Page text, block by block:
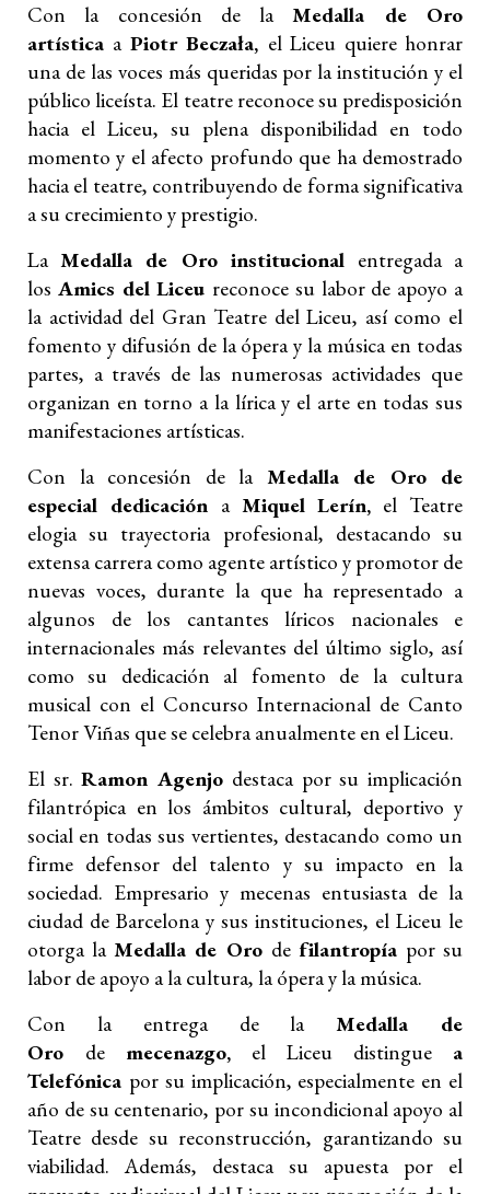
Con la concesión de laMedalla de Oro
artística a Piotr Beczała, el Liceu quiere honrar
una de las voces más queridas por la institución y el
público liceísta. El teatre reconoce su predisposición
hacia el Liceu, su plena disponibilidad en todo
momento y el afecto profundo que ha demostrado
hacia el teatre, contribuyendo de forma significativa
a su crecimiento y prestigio.
LaMedalla de Oro institucional entregada a
los Amics del Liceu reconoce su labor de apoyo a
la actividad del Gran Teatre del Liceu, así como el
fomento y difusión de la ópera y la música en todas
partes, a través de las numerosas actividades que
organizan en torno a la lírica y el arte en todas sus
manifestaciones artísticas.
Con la concesión de la Medalla de Oro de
especial dedicación a Miquel Lerín, el Teatre
elogia su trayectoria profesional, destacando su
extensa carrera como agente artístico y promotor de
nuevas voces, durante la que ha representado a
algunos de los cantantes líricos nacionales e
internacionales más relevantes del último siglo, así
como su dedicación al fomento de la cultura
musical con el Concurso Internacional de Canto
Tenor Viñas que se celebra anualmente en el Liceu.
El sr.Ramon Agenjo destaca por su implicación
filantrópica en los ámbitos cultural, deportivo y
social en todas sus vertientes, destacando como un
firme defensor del talento y su impacto en la
sociedad. Empresario y mecenas entusiasta de la
ciudad de Barcelona y sus instituciones, el Liceu le
otorga laMedalla de Oro de filantropía por su
labor de apoyo a la cultura, la ópera y la música.
Con la entrega de laMedalla de
Oro de mecenazgo, el Liceu distingue a
Telefónica por su implicación, especialmente en el
año de su centenario, por su incondicional apoyo al
Teatre desde su reconstrucción, garantizando su
viabilidad. Además, destaca su apuesta por el